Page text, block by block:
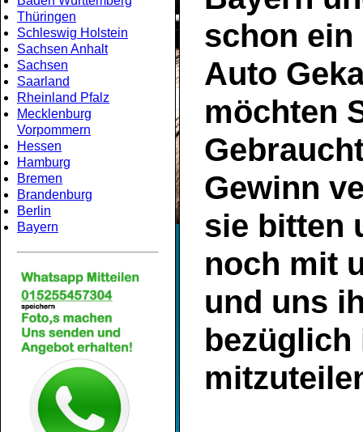
Thüringen
Schleswig Holstein
Sachsen Anhalt
Sachsen
Saarland
Rheinland Pfalz
Mecklenburg
Vorpommern
Hessen
Hamburg
Bremen
Brandenburg
Berlin
Bayern
schon ein
Auto
möchten
Gewinn
sie bitten
noch mit
und uns